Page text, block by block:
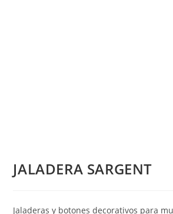
JALADERA SARGENT
Jaladeras y botones decorativos para